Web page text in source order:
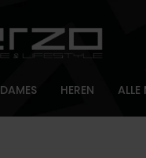
DAMES HEREN ALLE